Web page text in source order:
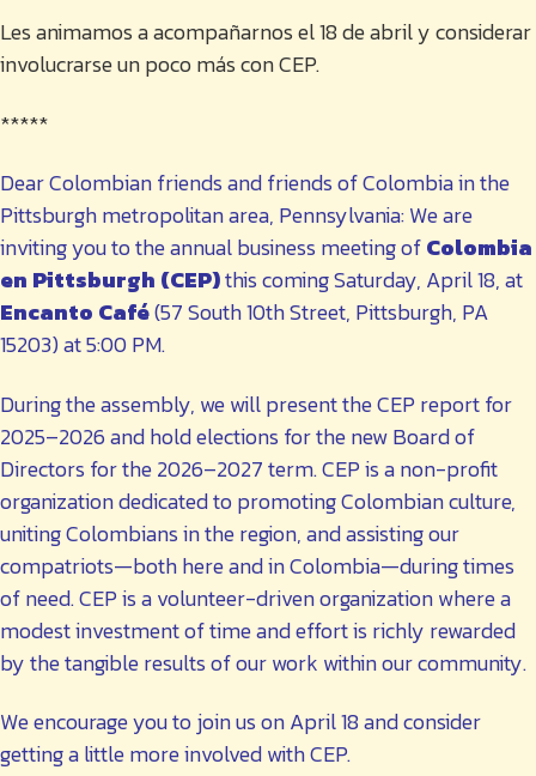
Les animamos a acompañarnos el 18 de abril y considerar
involucrarse un poco más con CEP.
*****
Dear Colombian friends and friends of Colombia in the
Pittsburgh metropolitan area, Pennsylvania: We are
inviting you to the annual business meeting ofColombia
en Pittsburgh (CEP)this coming Saturday, April 18, at
Encanto Café(57 South 10th Street, Pittsburgh, PA
15203) at 5:00 PM.
During the assembly, we will present the CEP report for
2025–2026 and hold elections for the new Board of
Directors for the 2026–2027 term. CEP is a non-profit
organization dedicated to promoting Colombian culture,
uniting Colombians in the region, and assisting our
compatriots—both here and in Colombia—during times
of need. CEP is a volunteer-driven organization where a
modest investment of time and effort is richly rewarded
by the tangible results of our work within our community.
We encourage you to join us on April 18 and consider
getting a little more involved with CEP.